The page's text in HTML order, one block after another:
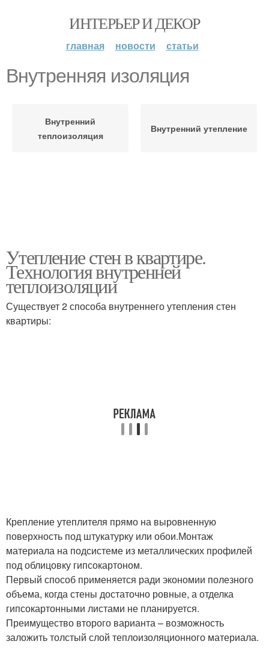
ИНТЕРЬЕР И ДЕКОР
главная новости статьи
Внутренняя изоляция
Внутренний
теплоизоляция
Внутренний утепление
Утепление стен в квартире.
Технология внутренней
теплоизоляции
Существует 2 способа внутреннего утепления стен
квартиры:
Крепление утеплителя прямо на выровненную
поверхность под штукатурку или обои.Монтаж
материала на подсистеме из металлических профилей
под облицовку гипсокартоном.
Первый способ применяется ради экономии полезного
объема, когда стены достаточно ровные, а отделка
гипсокартонными листами не планируется.
Преимущество второго варианта – возможность
заложить толстый слой теплоизоляционного материала.